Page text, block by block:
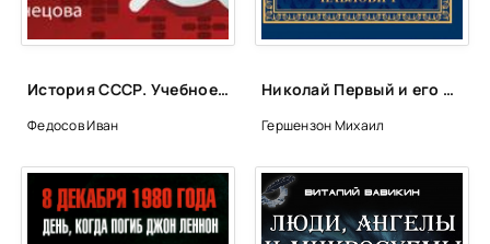
02_20_02_Starost-i-yunost
03_23_V-ozhidanii-smerti
03_24_V-ozhidanii-smerti
История СССР. Учебное пособие. 8 класс - Иван Федосов
Федосов Иван
Николай Первый и его эпоха - Михаил Гершензон
Гершензон Михаил